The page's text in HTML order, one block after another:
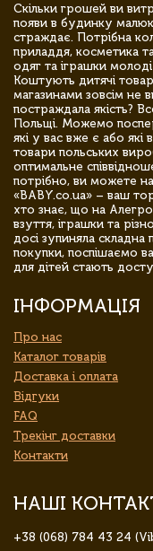
Скільки грошей ви
появи в будинку
страждає. Потрібна
приладдя, косметика
одяг та іграшки
Коштують дитячі
магазинами зовсім не
постраждала якість?
Польщі. Можемо
які у вас вже є або
товари польських
оптимальне
потрібно, ви можете
«BABY.co.ua» – ваш
хто знає, що на
взуття, іграшки та
досі зупиняла
покупки, поспішаємо
для дітей стають
ІНФОРМАЦІЯ
Про нас
Каталог товарів
Доставка і оплата
Відгуки
FAQ
Трекінг доставки
Контакти
НАШІ
+38 (068) 784 43 24